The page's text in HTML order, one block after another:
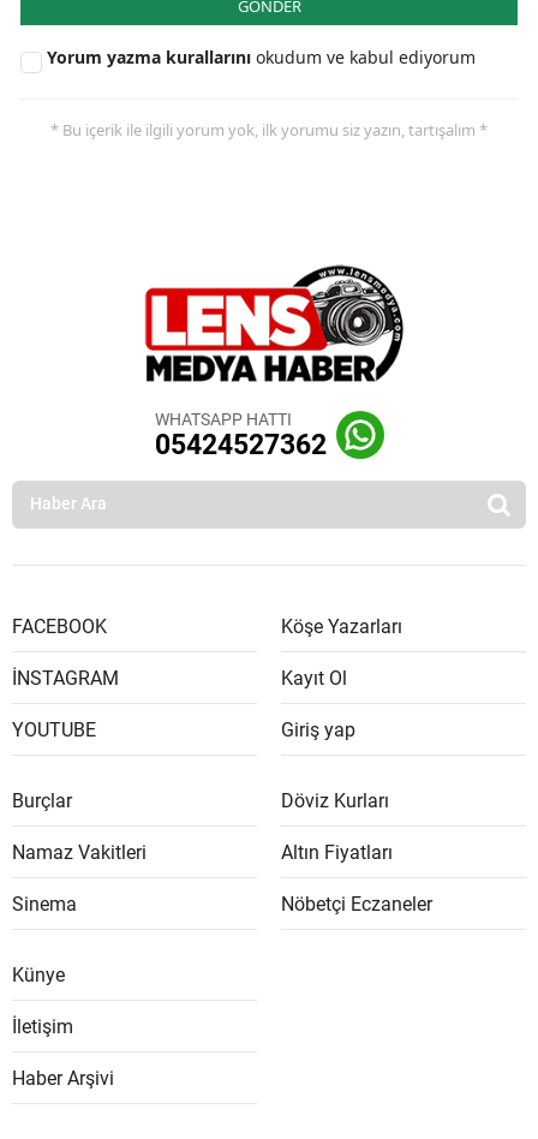
GÖNDER
Yorum yazma kurallarını okudum ve kabul ediyorum
* Bu içerik ile ilgili yorum yok, ilk yorumu siz yazın, tartışalım *
WHATSAPP HATTI
05424527362
FACEBOOK
İNSTAGRAM
YOUTUBE
Köşe Yazarları
Kayıt Ol
Giriş yap
Burçlar
Namaz Vakitleri
Sinema
Döviz Kurları
Altın Fiyatları
Nöbetçi Eczaneler
Künye
İletişim
Haber Arşivi